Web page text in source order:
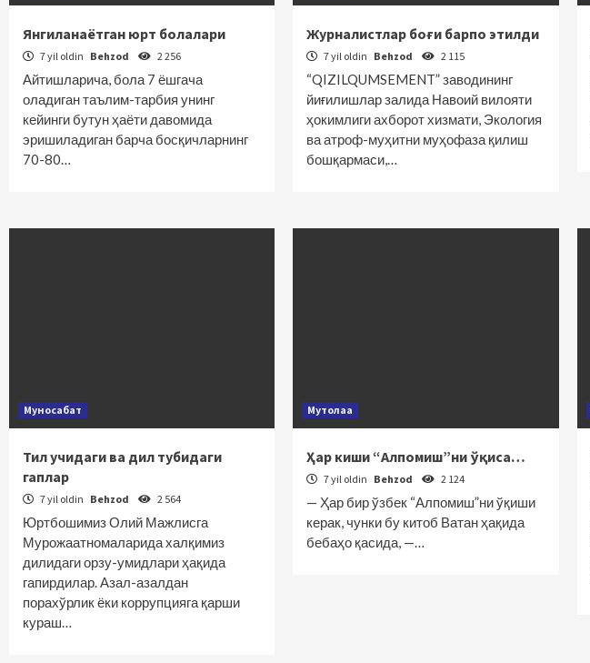
Янгиланаётган юрт болалари
7 yil oldin Behzod 2 256
Айтишларича, бола 7 ёшгача
оладиган таълим-тарбия унинг
кейинги бутун ҳаёти давомида
эришиладиган барча босқичларнинг
70-80…
Журналистлар боғи барпо этилди
7 yil oldin Behzod 2 115
“QIZILQUMSEMENT” заводининг
йиғилишлар залида Навоий вилояти
ҳокимлиги ахборот хизмати, Экология
ва атроф-муҳитни муҳофаза қилиш
бошқармаси,…
Муносабат
Тил учидаги ва дил тубидаги
гаплар
7 yil oldin Behzod 2 564
Юртбошимиз Олий Мажлисга
Мурожаатномаларида халқимиз
дилидаги орзу-умидлари ҳақида
гапирдилар. Азал-азалдан
порахўрлик ёки коррупцияга қарши
кураш…
Мутолаа
Ҳар киши “Алпомиш”ни ўқиса…
7 yil oldin Behzod 2 124
— Ҳар бир ўзбек “Алпомиш”ни ўқиши
керак, чунки бу китоб Ватан ҳақида
бебаҳо қасида, —…